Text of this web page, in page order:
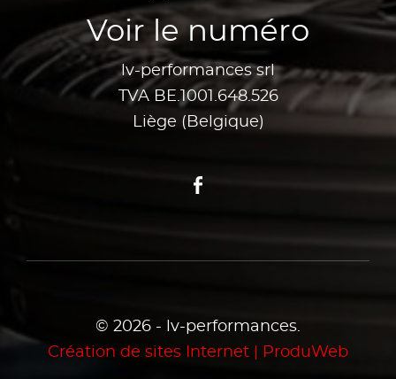
Voir le numéro
lv-performances srl
TVA BE.1001.648.526
Liège (Belgique)
© 2026 - lv-performances.
Création de sites Internet | ProduWeb